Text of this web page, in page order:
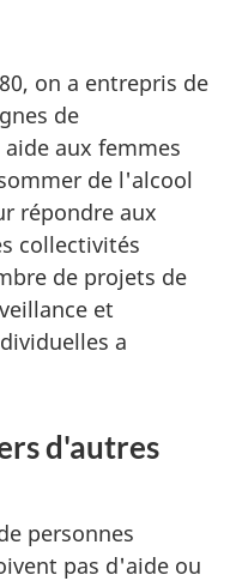
on a entrepris de
de
aux femmes
de l'alcool
répondre aux
collectivités
de projets de
et
a
d'autres
personnes
pas d'aide ou